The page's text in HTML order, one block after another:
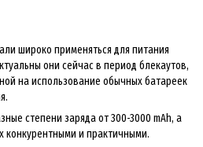
широко применяться для питания
они сейчас в период блекаутов,
на использование обычных батареек
степени заряда от 300-3000 mAh, а
конкурентными и практичными.